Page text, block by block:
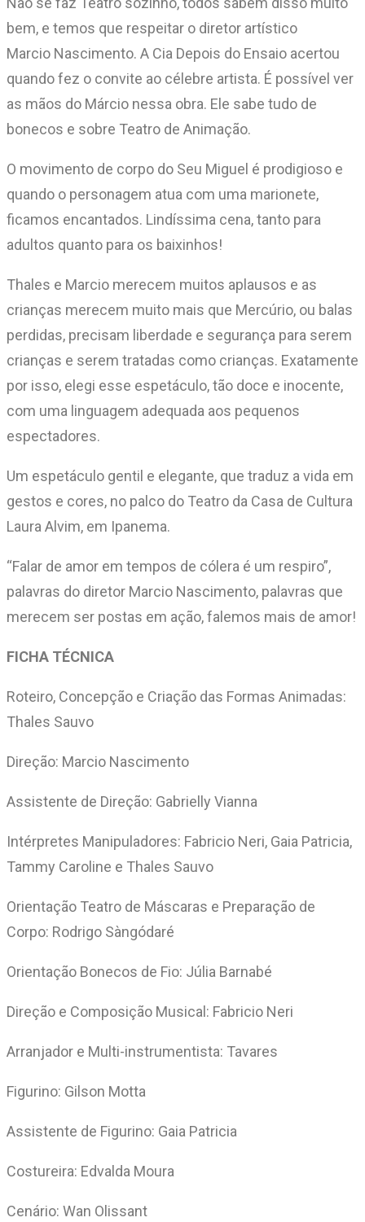
bem, e temos que respeitar o diretor artístico
Marcio Nascimento. A Cia Depois do Ensaio acertou
quando fez o convite ao célebre artista. É possível ver
as mãos do Márcio nessa obra. Ele sabe tudo de
bonecos e sobre Teatro de Animação.
O movimento de corpo do Seu Miguel é prodigioso e
quando o personagem atua com uma marionete,
ficamos encantados. Lindíssima cena, tanto para
adultos quanto para os baixinhos!
Thales e Marcio merecem muitos aplausos e as
crianças merecem muito mais que Mercúrio, ou balas
perdidas, precisam liberdade e segurança para serem
crianças e serem tratadas como crianças. Exatamente
por isso, elegi esse espetáculo, tão doce e inocente,
com uma linguagem adequada aos pequenos
espectadores.
Um espetáculo gentil e elegante, que traduz a vida em
gestos e cores, no palco do Teatro da Casa de Cultura
Laura Alvim, em Ipanema.
“Falar de amor em tempos de cólera é um respiro”,
palavras do diretor Marcio Nascimento, palavras que
merecem ser postas em ação, falemos mais de amor!
FICHA TÉCNICA
Roteiro, Concepção e Criação das Formas Animadas:
Thales Sauvo
Direção: Marcio Nascimento
Assistente de Direção: Gabrielly Vianna
Intérpretes Manipuladores: Fabricio Neri, Gaia Patricia,
Tammy Caroline e Thales Sauvo
Orientação Teatro de Máscaras e Preparação de
Corpo: Rodrigo Sàngódaré
Orientação Bonecos de Fio: Júlia Barnabé
Direção e Composição Musical: Fabricio Neri
Arranjador e Multi-instrumentista: Tavares
Figurino: Gilson Motta
Assistente de Figurino: Gaia Patricia
Costureira: Edvalda Moura
Cenário: Wan Olissant